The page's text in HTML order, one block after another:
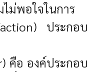
ม่พอใจในการ
ประกอบ
คือ องค์ประกอบ